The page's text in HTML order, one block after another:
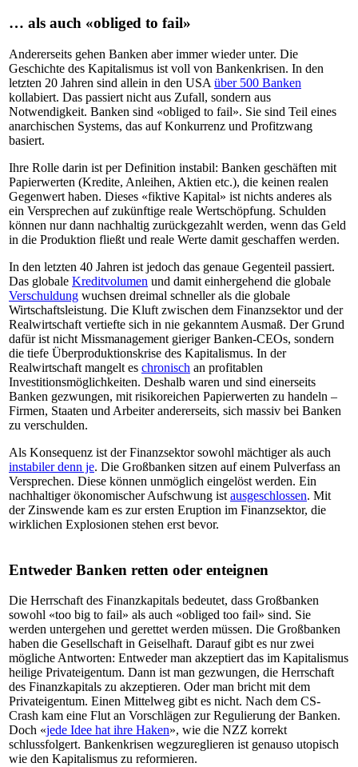
… als auch «obliged to fail»
Andererseits gehen Banken aber immer wieder unter. Die
Geschichte des Kapitalismus ist voll von Bankenkrisen. In den
letzten 20 Jahren sind allein in den USA über 500 Banken
kollabiert. Das passiert nicht aus Zufall, sondern aus
Notwendigkeit. Banken sind «obliged to fail». Sie sind Teil eines
anarchischen Systems, das auf Konkurrenz und Profitzwang
basiert.
Ihre Rolle darin ist per Definition instabil: Banken geschäften mit
Papierwerten (Kredite, Anleihen, Aktien etc.), die keinen realen
Gegenwert haben. Dieses «fiktive Kapital» ist nichts anderes als
ein Versprechen auf zukünftige reale Wertschöpfung. Schulden
können nur dann nachhaltig zurückgezahlt werden, wenn das Geld
in die Produktion fließt und reale Werte damit geschaffen werden.
In den letzten 40 Jahren ist jedoch das genaue Gegenteil passiert.
Das globale Kreditvolumen und damit einhergehend die globale
Verschuldung wuchsen dreimal schneller als die globale
Wirtschaftsleistung. Die Kluft zwischen dem Finanzsektor und der
Realwirtschaft vertiefte sich in nie gekanntem Ausmaß. Der Grund
dafür ist nicht Missmanagement gieriger Banken-CEOs, sondern
die tiefe Überproduktionskrise des Kapitalismus. In der
Realwirtschaft mangelt es chronisch an profitablen
Investitionsmöglichkeiten. Deshalb waren und sind einerseits
Banken gezwungen, mit risikoreichen Papierwerten zu handeln –
Firmen, Staaten und Arbeiter andererseits, sich massiv bei Banken
zu verschulden.
Als Konsequenz ist der Finanzsektor sowohl mächtiger als auch
instabiler denn je. Die Großbanken sitzen auf einem Pulverfass an
Versprechen. Diese können unmöglich eingelöst werden. Ein
nachhaltiger ökonomischer Aufschwung ist ausgeschlossen. Mit
der Zinswende kam es zur ersten Eruption im Finanzsektor, die
wirklichen Explosionen stehen erst bevor.
Entweder Banken retten oder enteignen
Die Herrschaft des Finanzkapitals bedeutet, dass Großbanken
sowohl «too big to fail» als auch «obliged too fail» sind. Sie
werden untergehen und gerettet werden müssen. Die Großbanken
haben die Gesellschaft in Geiselhaft. Darauf gibt es nur zwei
mögliche Antworten: Entweder man akzeptiert das im Kapitalismus
heilige Privateigentum. Dann ist man gezwungen, die Herrschaft
des Finanzkapitals zu akzeptieren. Oder man bricht mit dem
Privateigentum. Einen Mittelweg gibt es nicht. Nach dem CS-
Crash kam eine Flut an Vorschlägen zur Regulierung der Banken.
Doch «jede Idee hat ihre Haken», wie die NZZ korrekt
schlussfolgert. Bankenkrisen wegzureglieren ist genauso utopisch
wie den Kapitalismus zu reformieren.